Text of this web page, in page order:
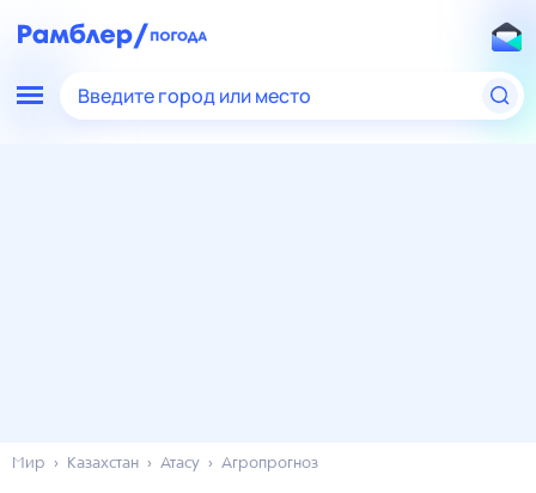
Введите город или место
Мир Казахстан Атасу Агропрогноз